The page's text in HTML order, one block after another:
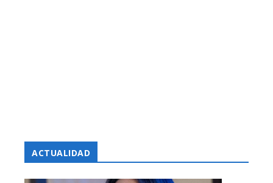
ACTUALIDAD